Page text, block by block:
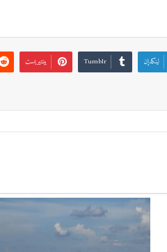
لينكدإن بينتيريست